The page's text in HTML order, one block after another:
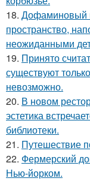
18. Дофаминовый
пространство,
неожиданными
19. Принято
существуют
невозможно.
20. В новом
эстетика
библиотеки.
21. Путешествие
22. Фермерский
Нью-йорком.